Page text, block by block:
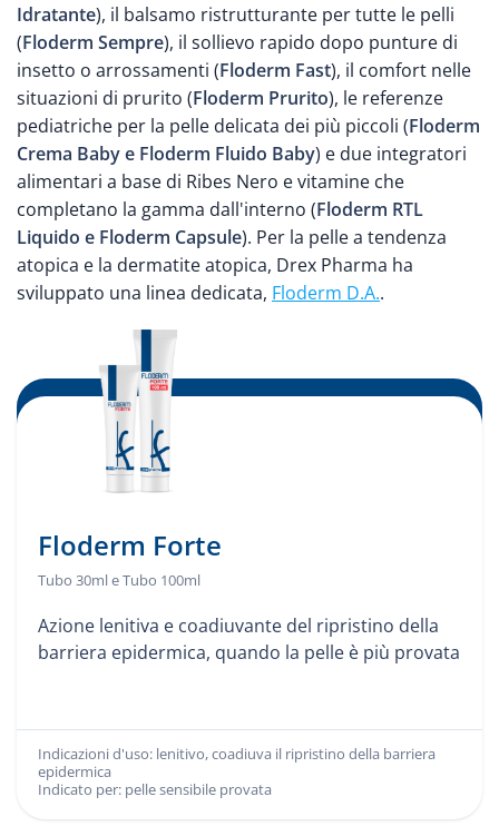
Idratante), il balsamo ristrutturante per tutte le pelli
(Floderm Sempre), il sollievo rapido dopo punture di
insetto o arrossamenti (Floderm Fast), il comfort nelle
situazioni di prurito (Floderm Prurito), le referenze
pediatriche per la pelle delicata dei più piccoli (Floderm
Crema Baby e Floderm Fluido Baby) e due integratori
alimentari a base di Ribes Nero e vitamine che
completano la gamma dall'interno (Floderm RTL
Liquido e Floderm Capsule). Per la pelle a tendenza
atopica e la dermatite atopica, Drex Pharma ha
sviluppato una linea dedicata, Floderm D.A..
Floderm Forte
Tubo 30ml e Tubo 100ml
Azione lenitiva e coadiuvante del ripristino della
barriera epidermica, quando la pelle è più provata
Indicazioni d'uso:
Indicazioni d'uso: lenitivo, coadiuva il ripristino della barriera
epidermica
Indicato per:
Indicato per: pelle sensibile provata